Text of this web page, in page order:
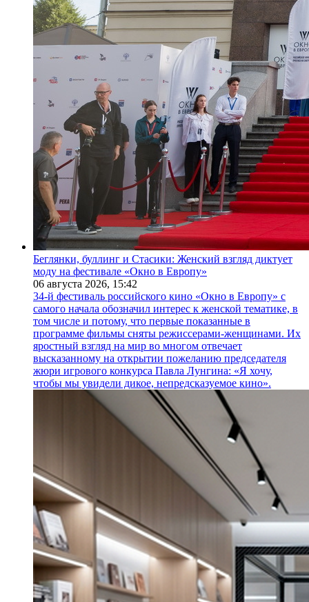
Беглянки, буллинг и Стасики: Женский взгляд диктует
моду на фестивале «Окно в Европу»
06 августа 2026, 15:42
34-й фестиваль российского кино «Окно в Европу» с
самого начала обозначил интерес к женской тематике, в
том числе и потому, что первые показанные в
программе фильмы сняты режиссерами-женщинами. Их
яростный взгляд на мир во многом отвечает
высказанному на открытии пожеланию председателя
жюри игрового конкурса Павла Лунгина: «Я хочу,
чтобы мы увидели дикое, непредсказуемое кино».